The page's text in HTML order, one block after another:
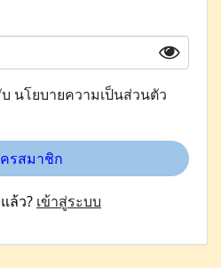
นโยบายความเป็นส่วนตัว
รสมาชิก
ล้ว? เข้าสู่ระบบ